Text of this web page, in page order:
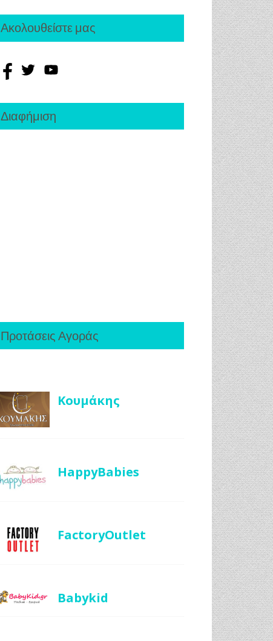
Ακολουθείστε μας
Διαφήμιση
Προτάσεις Αγοράς
Κουμάκης
HappyBabies
FactoryOutlet
Babykid